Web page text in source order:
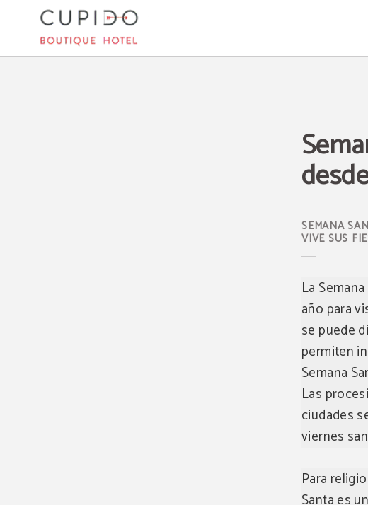
Semana Santa Mallorquina Desde El Hotel Cupido del Cupido Boutique Hotel en Peguera.
SEMANA
VIVE SUS
La
año para
se puede
permiten
Semana
Las
ciudades
viernes
Para
Santa es